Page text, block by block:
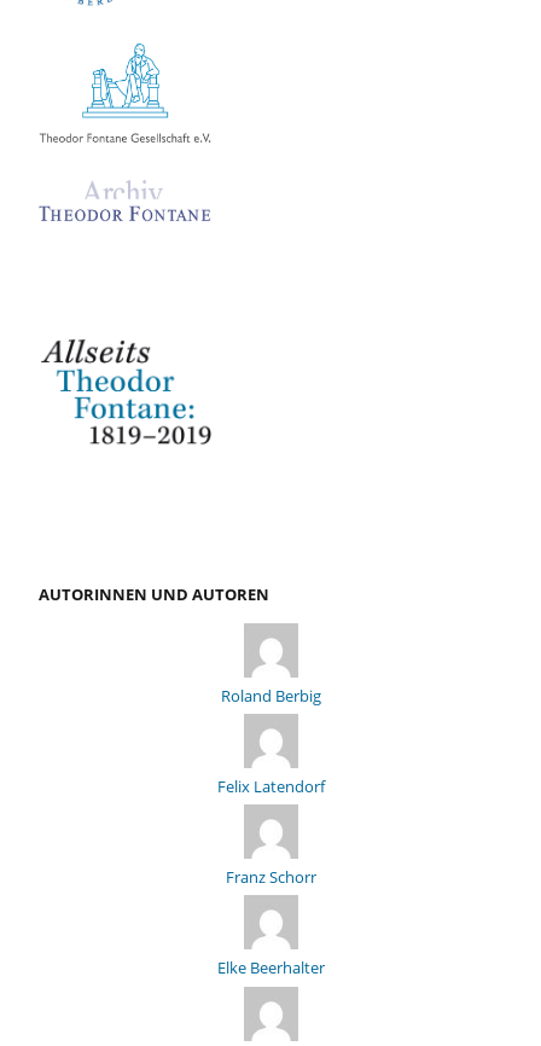
AUTORINNEN UND AUTOREN
Roland Berbig
Felix Latendorf
Franz Schorr
Elke Beerhalter